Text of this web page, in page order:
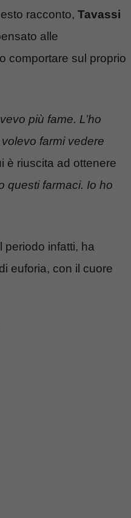
racconto, Tavassi
alle
comportare sul proprio
più fame. L’ho
farmi vedere
è riuscita ad ottenere
questi farmaci. Io ho
periodo infatti, ha
euforia, con il cuore